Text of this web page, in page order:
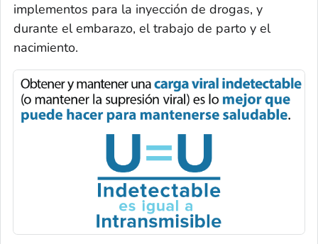
implementos para la inyección de drogas, y
durante el embarazo, el trabajo de parto y el
nacimiento.